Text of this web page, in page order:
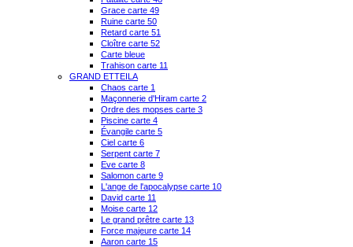
Grace carte 49
Ruine carte 50
Retard carte 51
Cloître carte 52
Carte bleue
Trahison carte 11
GRAND ETTEILA
Chaos carte 1
Maçonnerie d'Hiram carte 2
Ordre des mopses carte 3
Piscine carte 4
Évangile carte 5
Ciel carte 6
Serpent carte 7
Eve carte 8
Salomon carte 9
L'ange de l'apocalypse carte 10
David carte 11
Moise carte 12
Le grand prêtre carte 13
Force majeure carte 14
Aaron carte 15